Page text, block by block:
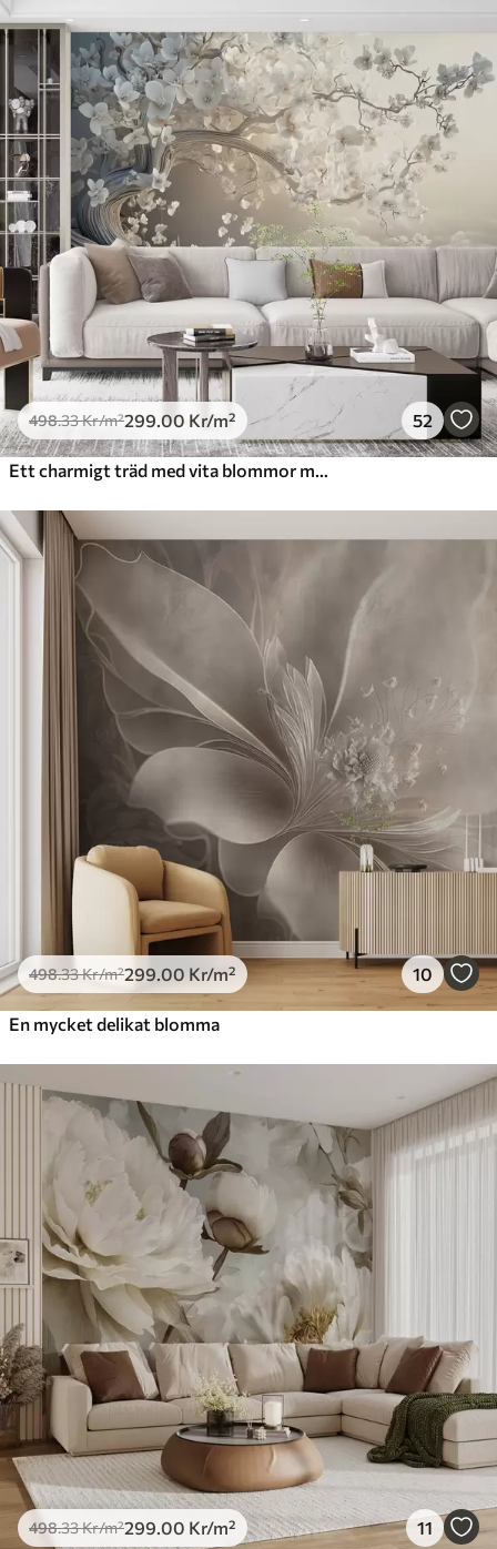
498.33Kr/m²299 .00 Kr/m² 52
498.33Kr/m²299 .00 Kr/m² 10
En mycket delikat blomma
498.33Kr/m²299 .00 Kr/m² 11